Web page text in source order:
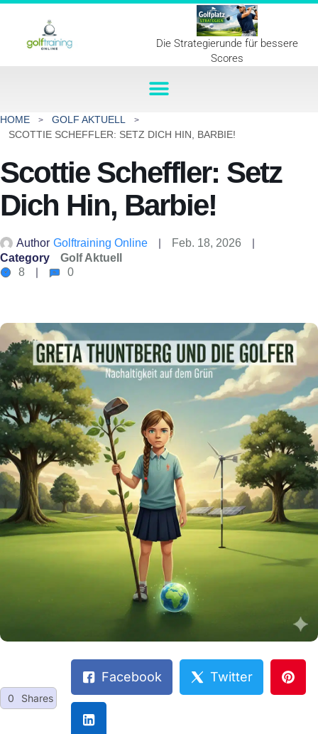
Die Strategierunde für bessere
Scores
HOME
GOLF AKTUELL
SCOTTIE SCHEFFLER: SETZ DICH HIN, BARBIE!
Scottie Scheffler: Setz
Dich Hin, Barbie!
Author Golftraining Online
Feb. 18, 2026
Category
Golf Aktuell
8
0
0 Shares
Facebook Twitter